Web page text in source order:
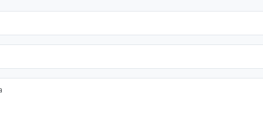
лизинг на условиях,
Оформим документы и договор